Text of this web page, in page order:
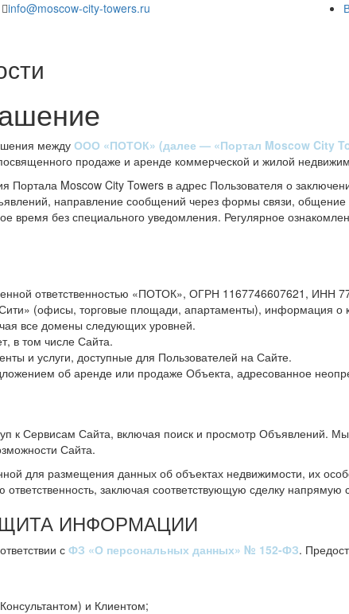
info@moscow-city-towers.ru
между ООО «ПОТОК» (далее — «Портал Moscow City
продаже и аренде коммерческой и жилой
Moscow City Towers в адрес Пользователя о
направление сообщений через формы связи,
время без специального уведомления. Регулярное
ответственностью «ПОТОК», ОГРН 1167746607621, ИНН
(офисы, торговые площади, апартаменты), информация о
все домены следующих уровней.
в том числе Сайта.
и услуги, доступные для Пользователей на Сайте.
об аренде или продаже Объекта, адресованное
к Сервисам Сайта, включая поиск и просмотр Объявлений.
Сайта.
для размещения данных об объектах недвижимости, их
заключая соответствующую сделку напрямую
ИНФОРМАЦИИ
с ФЗ «О персональных данных» № 152-ФЗ.
и Клиентом;